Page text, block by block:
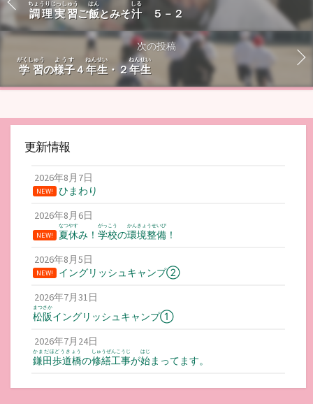
調理実習
ちょうりじっしゅう
ご飯
はん
とみそ汁
しる
５－２
次の投稿
学習
がくしゅう
の様子
ようす
４年生
ねんせい
・２年生
ねんせい
更新情報
2026年8月7日
NEW!
ひまわり
2026年8月6日
NEW! 夏休
なつやす
み！ 学校
がっこう
の環境整備
かんきょうせいび
！
2026年8月5日
NEW!
イングリッシュキャンプ②
2026年7月31日
松阪
まつさか
イングリッシュキャンプ①
2026年7月24日
鎌田歩道橋
かまだほどうきょう
の修繕工事
しゅうぜんこうじ
が始
はじ
まってます。